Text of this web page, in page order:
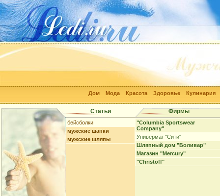
Дом Мода Красота Здоровье Кулинария
Статьи Фирмы
бейсболки
мужские шапки
мужские шляпы
"Columbia Sportswear
Company"
Универмаг "Сити"
Шляпный дом "Боливар"
Магазин "Mercury"
"Christoff"